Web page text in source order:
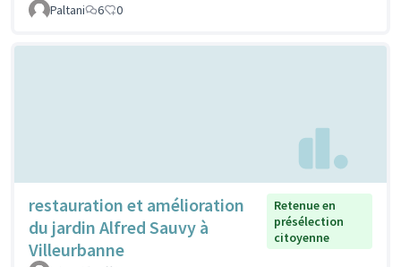
Paltani
6 0
restauration et amélioration
du jardin Alfred Sauvy à
Villeurbanne
Retenue en
présélection
citoyenne